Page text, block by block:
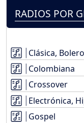
RADIOS POR
Clásica,
Colombiana
Crossover
Electrónica,
Gospel